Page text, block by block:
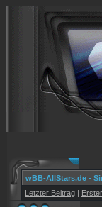
wBB-AllStars.de -
Letzter Beitrag |